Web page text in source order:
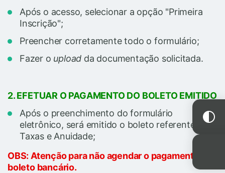
Após o acesso, selecionar a opção "Primeira
Inscrição";
Preencher corretamente todo o formulário;
Fazer o upload da documentação solicitada.
2. EFETUAR O PAGAMENTO DO BOLETO EMITIDO
Após o preenchimento do formulário
eletrônico, será emitido o boleto referente a
Taxas e Anuidade;
OBS: Atenção para não agendar o pagamento do
boleto bancário.